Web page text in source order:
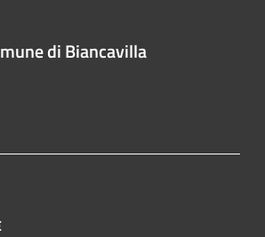
di Biancavilla